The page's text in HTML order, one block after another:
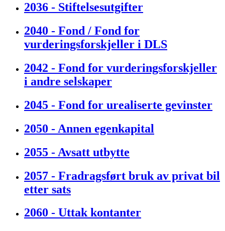
2036 - Stiftelsesutgifter
2040 - Fond / Fond for
vurderingsforskjeller i DLS
2042 - Fond for vurderingsforskjeller
i andre selskaper
2045 - Fond for urealiserte gevinster
2050 - Annen egenkapital
2055 - Avsatt utbytte
2057 - Fradragsført bruk av privat bil
etter sats
2060 - Uttak kontanter